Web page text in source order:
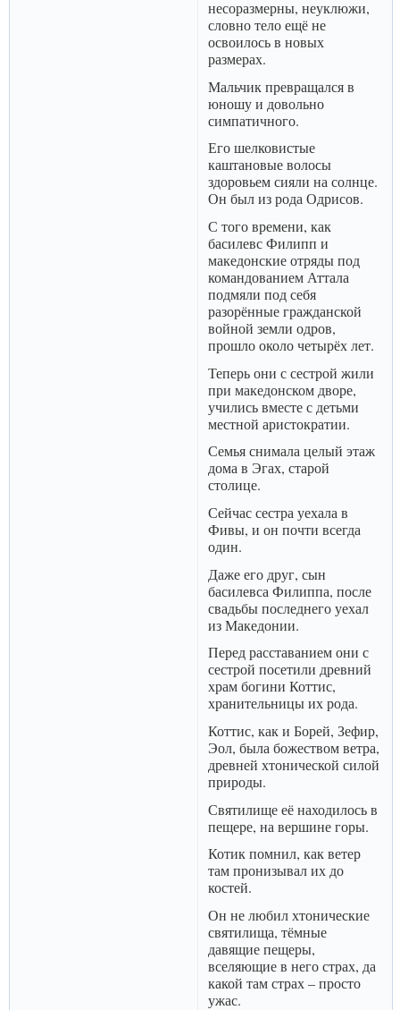
несоразмерны, неуклюжи,
словно тело ещё не
освоилось в новых
размерах.
Мальчик превращался в
юношу и довольно
симпатичного.
Его шелковистые
каштановые волосы
здоровьем сияли на солнце.
Он был из рода Одрисов.
С того времени, как
басилевс Филипп и
македонские отряды под
командованием Аттала
подмяли под себя
разорённые гражданской
войной земли одров,
прошло около четырёх лет.
Теперь они с сестрой жили
при македонском дворе,
учились вместе с детьми
местной аристократии.
Семья снимала целый этаж
дома в Эгах, старой
столице.
Сейчас сестра уехала в
Фивы, и он почти всегда
один.
Даже его друг, сын
басилевса Филиппа, после
свадьбы последнего уехал
из Македонии.
Перед расставанием они с
сестрой посетили древний
храм богини Коттис,
хранительницы их рода.
Коттис, как и Борей, Зефир,
Эол, была божеством ветра,
древней хтонической силой
природы.
Святилище её находилось в
пещере, на вершине горы.
Котик помнил, как ветер
там пронизывал их до
костей.
Он не любил хтонические
святилища, тёмные
давящие пещеры,
вселяющие в него страх, да
какой там страх – просто
ужас.